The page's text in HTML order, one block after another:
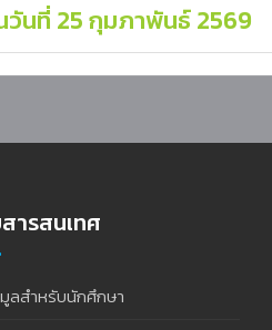
นที่ 25 กุมภาพันธ์ 2569
ารสนเทศ
ลสำหรับนักศึกษา